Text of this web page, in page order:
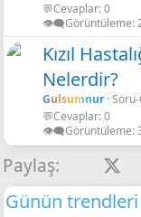
💬Cevaplar 0
👁️‍🗨️Görüntüleme
Kızıl
Nelerdir?
Gulsumnur
💬Cevaplar 0
👁️‍🗨️Görüntüleme
Paylaş:
Günün trendleri